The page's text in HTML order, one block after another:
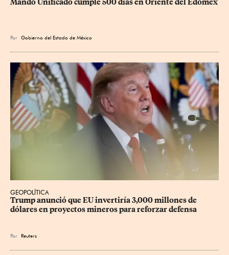
Mando Unificado cumple 500 días en Oriente del Edoméx
Por Gobierno del Estado de México
GEOPOLÍTICA
Trump anunció que EU invertiría 3,000 millones de
dólares en proyectos mineros para reforzar defensa
Por Reuters